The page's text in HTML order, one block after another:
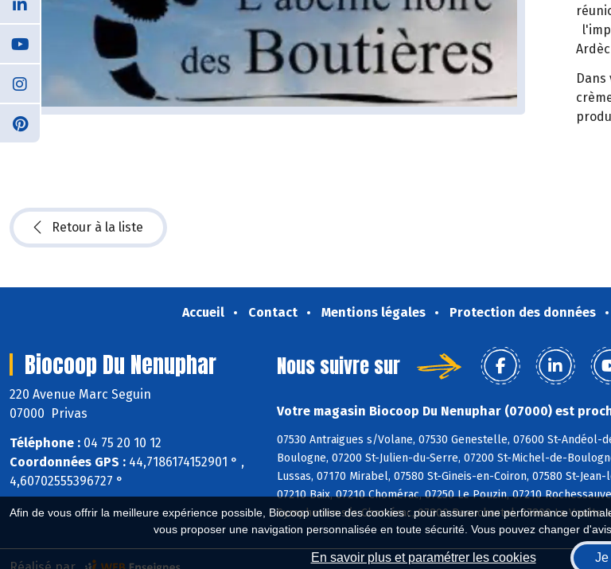
Afin de vous offrir la meilleure expérience possible, Biocoop utilise des cookies : pour assurer une performance
vous proposer une navigation personnalisée en toute sécurité. Vous pouvez changer
En savoir plus et paramétrer les cookies Je
Retour à la liste
Accueil Contact Mentions légales Protection des données
Biocoop Du Nenuphar
220 Avenue Marc Seguin
07000 Privas
Téléphone : 04 75 20 10 12
Coordonnées GPS : 44,7186174152901 ° ,
4,60702555396727 °
Nous suivre sur
Votre magasin Biocoop Du Nenuphar (07000) est
07530 Antraigues s/Volane, 07530 Genestelle, 07600 St-Andéol-
Boulogne, 07200 St-Julien-du-Serre, 07200 St-Michel-de-
Lussas, 07170 Mirabel, 07580 St-Gineis-en-Coiron, 07580 St-
07210 Baix, 07210 Chomérac, 07250 Le Pouzin, 07210
Symphorien s/s Chomérac, 07800 Beauchastel, 07800 La Voulte